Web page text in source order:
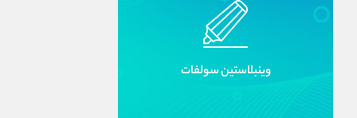
وينبلاستين سولفات